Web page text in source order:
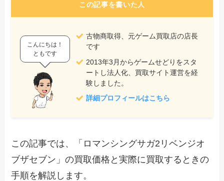
この記事を書いた人
古物商取得、元ゲーム買取店の店長
です
2013年3月からゲームせどりをスタ
ートし法人化、買取サイト運営を経
験しました。
詳細プロフィールはこちら
こんにちは！
ともです
この記事では、「ロマンシングサガ2リベンジオ
ブザセブン」の買取価格と実際に買取するときの
手順を解説します。